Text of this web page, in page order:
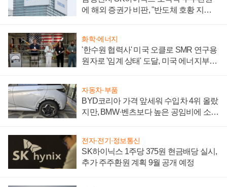
에 해외 증권가 비판, "반도체 호황 지속
화학·에너지
'한수원 협력사' 미국 오클로 SMR 연구용
원자로 '임계 상태' 도달, 미국 에너지부
자동차·부품
BYD코리아 가격 앞세워 수입차 4위 올랐
지만, BMW·벤츠보다 높은 공임비에 소비
전자·전기·정보통신
SK하이닉스 1주당 375원 현금배당 실시,
추가 주주환원 계획 9월 공개 예정